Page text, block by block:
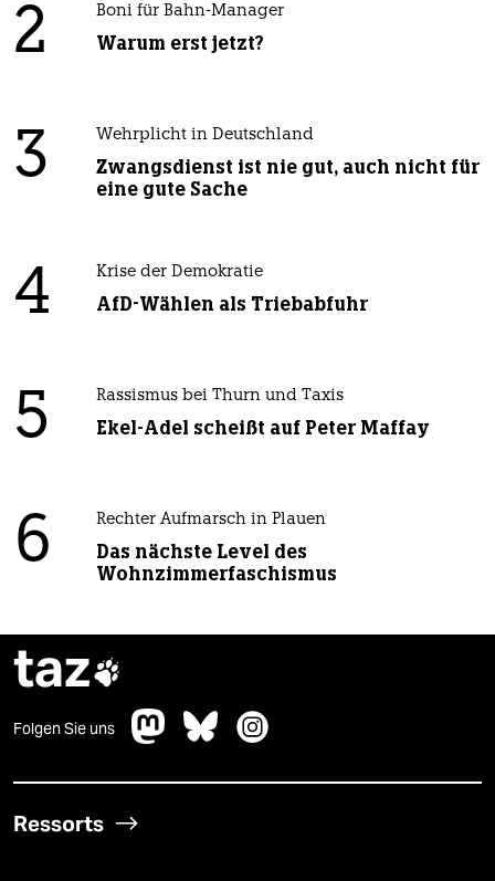
2 Boni für Bahn-Manager
Warum erst jetzt?
3 Wehrplicht in Deutschland
Zwangsdienst ist nie gut, auch nicht für
eine gute Sache
4 Krise der Demokratie
AfD-Wählen als Triebabfuhr
5 Rassismus bei Thurn und Taxis
Ekel-Adel scheißt auf Peter Maffay
6 Rechter Aufmarsch in Plauen
Das nächste Level des
Wohnzimmerfaschismus
taz
Folgen Sie uns
Ressorts